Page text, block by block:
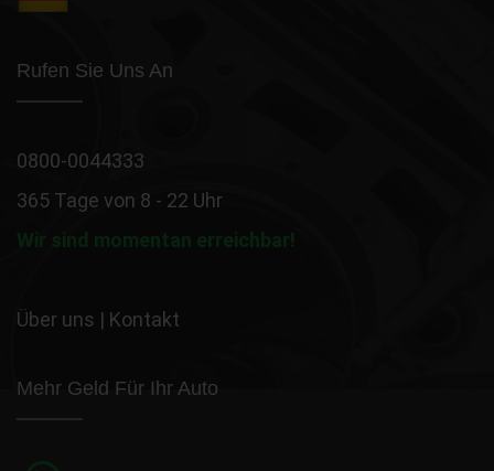
Rufen Sie Uns An
0800-0044333
365 Tage von 8 - 22 Uhr
Wir sind momentan erreichbar!
Über uns | Kontakt
Mehr Geld Für Ihr Auto